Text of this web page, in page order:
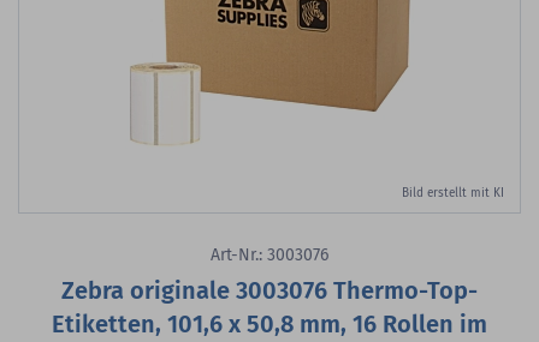
Bild erstellt mit KI
Art-Nr.: 3003076
Zebra originale 3003076 Thermo-Top-
Etiketten, 101,6 x 50,8 mm, 16 Rollen im